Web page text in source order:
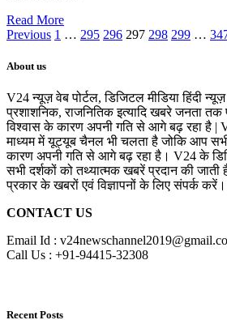
Read More
Previous 1 … 295 296 297 298 299 …
About us
V24 न्यूज़ वेब पोर्टल, डिजिटल मीडिया हिंदी
प्रशाशनिक, राजनितिक इत्यादि खबरे जनता
विश्वास के कारण अपनी गति से आगे बढ़ रहा है |
माध्यम में यूट्यूब चैनल भी चलता है जोकि आप
कारण अपनी गति से आगे बढ़ रहा है। V24 के
सभी दर्शकों को तथ्यात्मक खबरें प्रदान की
प्रकार के खबरों एवं विज्ञापनों के लिए संपर्क करें।
CONTACT US
Email Id :
Call Us : +91-94415-32308
Recent Posts